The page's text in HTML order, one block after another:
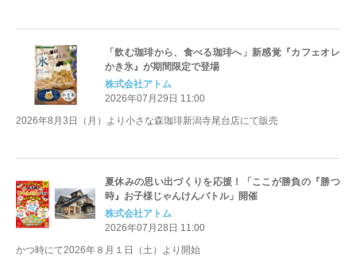
「飲む珈琲から、食べる珈琲へ」新感覚『カフェオレ
かき氷』が期間限定で登場
株式会社アトム
2026年07月29日 11:00
2026年8月3日（月）より小さな森珈琲新潟寺尾台店にて販売
夏休みの思い出づくりを応援！「ここが勝負の『勝つ
時』お子様じゃんけんバトル」開催
株式会社アトム
2026年07月28日 11:00
かつ時にて2026年８月１日（土）より開始